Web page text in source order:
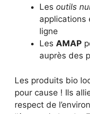
Les outils
applications
ligne
Les AMAP
auprès des
Les produits bio
pour cause ! Ils
respect de